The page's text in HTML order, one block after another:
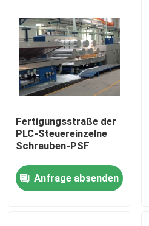
Haus
Produkte
Fertigungsstraße der
PLC-Steuereinzelne
Schrauben-PSF
Anfrage absenden